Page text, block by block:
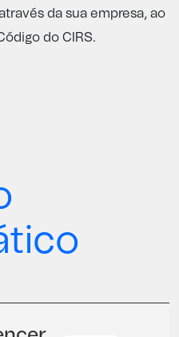
da sua empresa, ao
do CIRS.